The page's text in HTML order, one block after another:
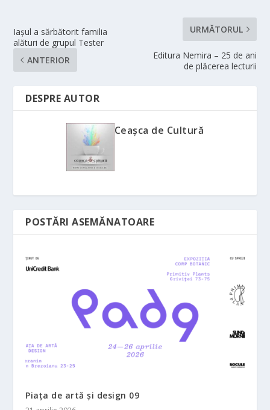
Iașul a sărbătorit familia
alături de grupul Tester
ANTERIOR
URMĂTORUL
Editura Nemira – 25 de ani
de plăcerea lecturii
DESPRE AUTOR
Ceașca de Cultură
POSTĂRI ASEMĂNATOARE
Piața de artă și design 09